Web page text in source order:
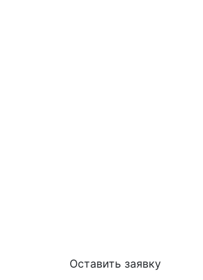
Оставить заявку